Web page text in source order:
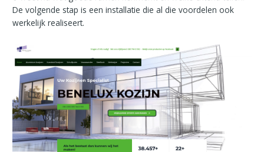
De volgende stap is een installatie die al die voordelen ook
werkelijk realiseert.